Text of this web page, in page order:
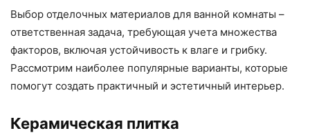
Выбор отделочных материалов для ванной комнаты –
ответственная задача, требующая учета множества
факторов, включая устойчивость к влаге и грибку.
Рассмотрим наиболее популярные варианты, которые
помогут создать практичный и эстетичный интерьер.
Керамическая плитка